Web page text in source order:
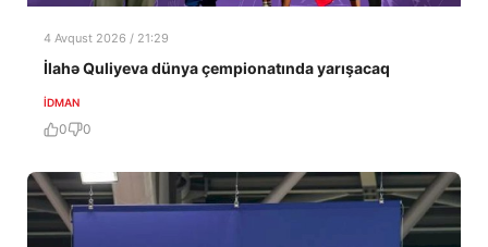
4 Avqust 2026 / 21:29
İlahə Quliyeva dünya çempionatında yarışacaq
İDMAN
0 0